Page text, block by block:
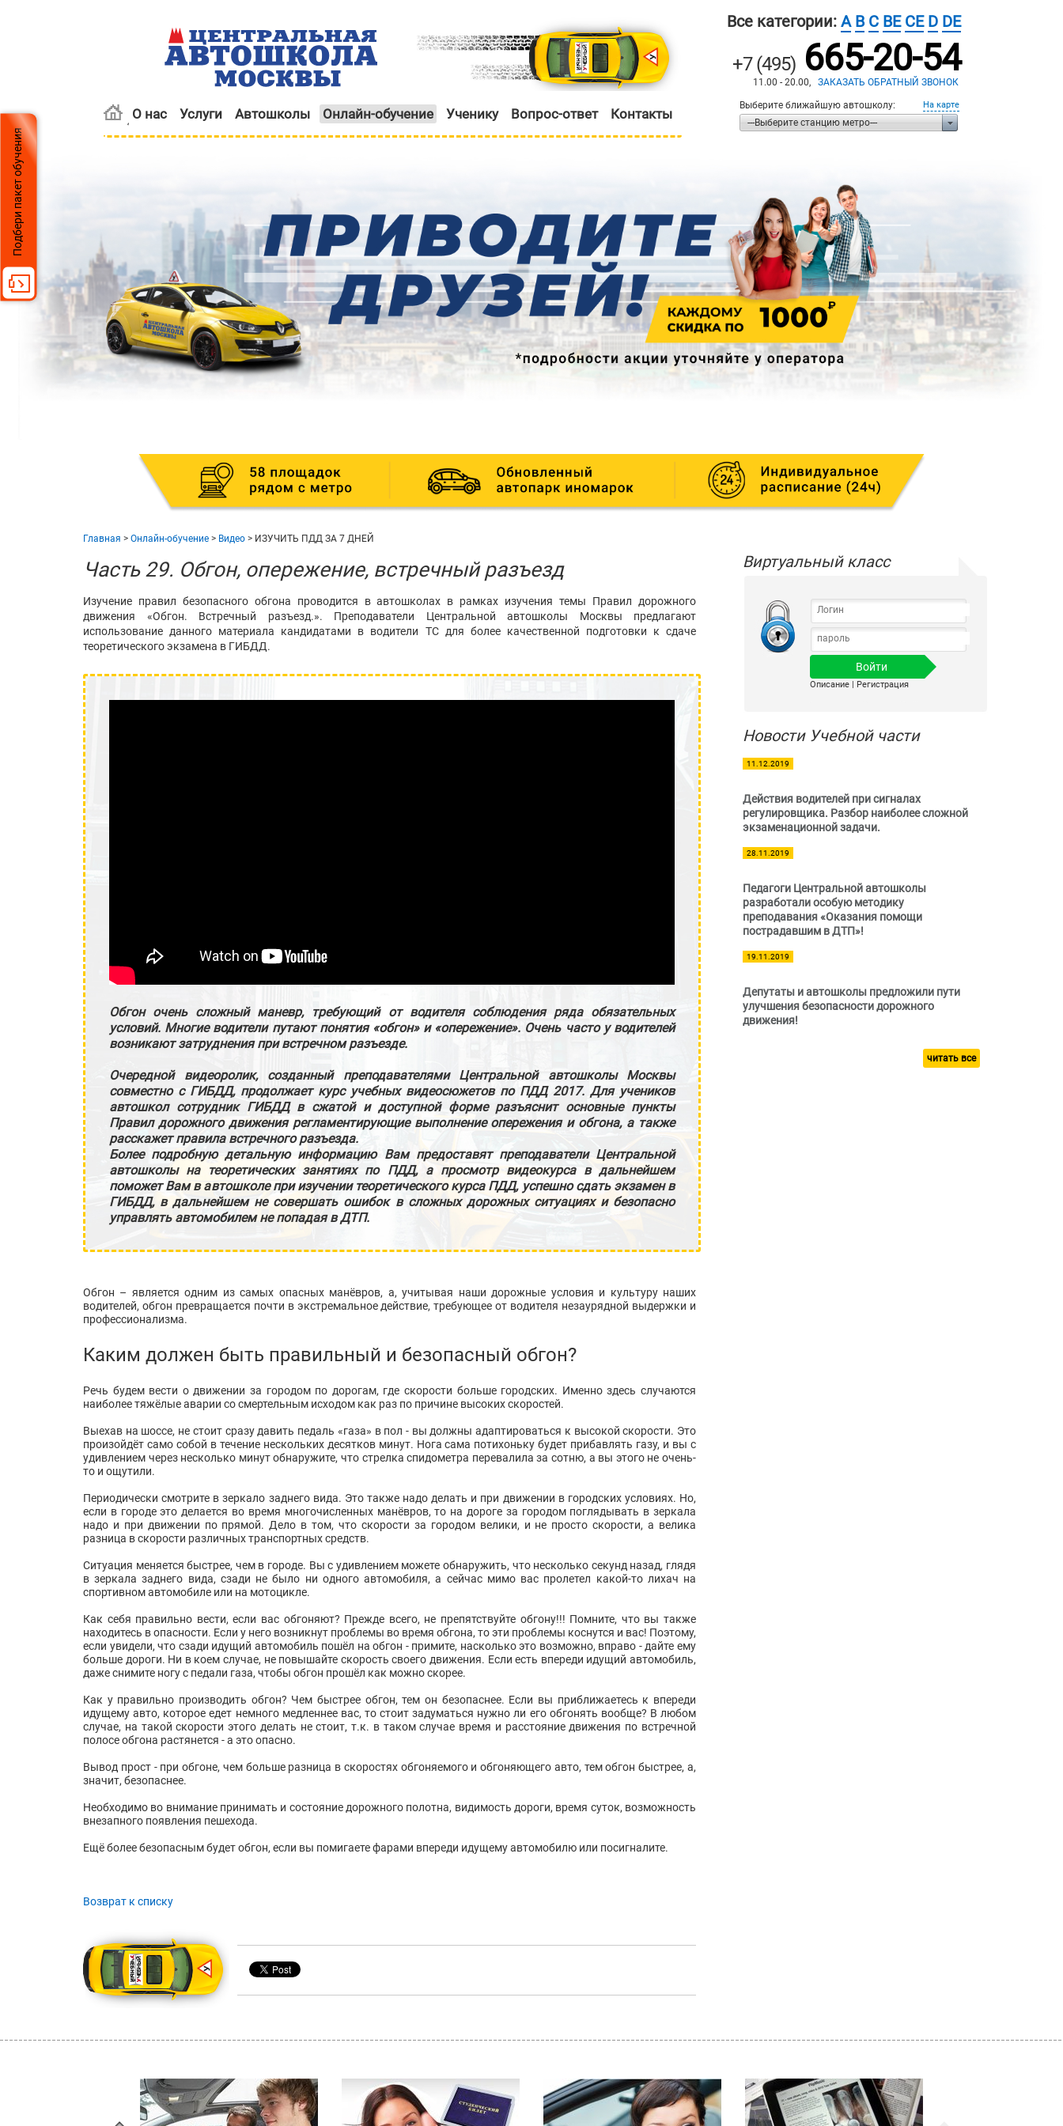
Все категории: A B C BE CE D DE
+7 (495) 665-20-54
11.00 - 20.00, ЗАКАЗАТЬ ОБРАТНЫЙ ЗВОНОК
О нас Услуги Автошколы Онлайн-обучение Ученику Вопрос-ответ Контакты
На карте
Выберите ближайшую автошколу:
---Выберите станцию метро---
Главная > Онлайн-обучение > Видео > ИЗУЧИТЬ ПДД ЗА 7 ДНЕЙ
Часть 29. Обгон, опережение, встречный разъезд
Изучение правил безопасного обгона проводится в автошколах в рамках изучения темы Правил дорожного
движения «Обгон. Встречный разъезд.». Преподаватели Центральной автошколы Москвы предлагают
использование данного материала кандидатами в водители ТС для более качественной подготовки к сдаче
теоретического экзамена в ГИБДД.
Обгон очень сложный маневр, требующий от водителя соблюдения ряда обязательных
условий. Многие водители путают понятия «обгон» и «опережение». Очень часто у водителей
возникают затруднения при встречном разъезде.
Очередной видеоролик, созданный преподавателями Центральной автошколы Москвы
совместно с ГИБДД, продолжает курс учебных видеосюжетов по ПДД 2017. Для учеников
автошкол сотрудник ГИБДД в сжатой и доступной форме разъяснит основные пункты
Правил дорожного движения регламентирующие выполнение опережения и обгона, а также
расскажет правила встречного разъезда.
Более подробную детальную информацию Вам предоставят преподаватели Центральной
автошколы на теоретических занятиях по ПДД, а просмотр видеокурса в дальнейшем
поможет Вам в автошколе при изучении теоретического курса ПДД, успешно сдать экзамен в
ГИБДД, в дальнейшем не совершать ошибок в сложных дорожных ситуациях и безопасно
управлять автомобилем не попадая в ДТП.
Обгон – является одним из самых опасных манёвров, а, учитывая наши дорожные условия и культуру наших
водителей, обгон превращается почти в экстремальное действие, требующее от водителя незаурядной выдержки и
профессионализма.
Каким должен быть правильный и безопасный обгон?
Речь будем вести о движении за городом по дорогам, где скорости больше городских. Именно здесь случаются
наиболее тяжёлые аварии со смертельным исходом как раз по причине высоких скоростей.
Выехав на шоссе, не стоит сразу давить педаль «газа» в пол - вы должны адаптироваться к высокой скорости. Это
произойдёт само собой в течение нескольких десятков минут. Нога сама потихоньку будет прибавлять газу, и вы с
удивлением через несколько минут обнаружите, что стрелка спидометра перевалила за сотню, а вы этого не очень-
то и ощутили.
Периодически смотрите в зеркало заднего вида. Это также надо делать и при движении в городских условиях. Но,
если в городе это делается во время многочисленных манёвров, то на дороге за городом поглядывать в зеркала
надо и при движении по прямой. Дело в том, что скорости за городом велики, и не просто скорости, а велика
разница в скорости различных транспортных средств.
Ситуация меняется быстрее, чем в городе. Вы с удивлением можете обнаружить, что несколько секунд назад, глядя
в зеркала заднего вида, сзади не было ни одного автомобиля, а сейчас мимо вас пролетел какой-то лихач на
спортивном автомобиле или на мотоцикле.
Как себя правильно вести, если вас обгоняют? Прежде всего, не препятствуйте обгону!!! Помните, что вы также
находитесь в опасности. Если у него возникнут проблемы во время обгона, то эти проблемы коснутся и вас! Поэтому,
если увидели, что сзади идущий автомобиль пошёл на обгон - примите, насколько это возможно, вправо - дайте ему
больше дороги. Ни в коем случае, не повышайте скорость своего движения. Если есть впереди идущий автомобиль,
даже снимите ногу с педали газа, чтобы обгон прошёл как можно скорее.
Как у правильно производить обгон? Чем быстрее обгон, тем он безопаснее. Если вы приближаетесь к впереди
идущему авто, которое едет немного медленнее вас, то стоит задуматься нужно ли его обгонять вообще? В любом
случае, на такой скорости этого делать не стоит, т.к. в таком случае время и расстояние движения по встречной
полосе обгона растянется - а это опасно.
Вывод прост - при обгоне, чем больше разница в скоростях обгоняемого и обгоняющего авто, тем обгон быстрее, а,
значит, безопаснее.
Необходимо во внимание принимать и состояние дорожного полотна, видимость дороги, время суток, возможность
внезапного появления пешехода.
Ещё более безопасным будет обгон, если вы помигаете фарами впереди идущему автомобилю или посигналите.
Возврат к списку
Виртуальный класс
Описание Регистрация
Новости Учебной части
11.12.2019
Действия водителей при сигналах
регулировщика. Разбор наиболее сложной
экзаменационной задачи.
28.11.2019
Педагоги Центральной автошколы
разработали особую методику
преподавания «Оказания помощи
пострадавшим в ДТП»!
19.11.2019
Депутаты и автошколы предложили пути
улучшения безопасности дорожного
движения!
читать все
Подбери пакет обучения